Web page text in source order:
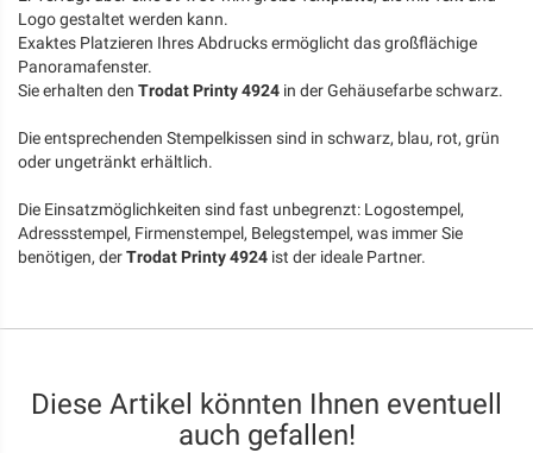
Logo gestaltet werden kann.
Exaktes Platzieren Ihres Abdrucks ermöglicht das großflächige
Panoramafenster.
Sie erhalten den Trodat Printy 4924 in der Gehäusefarbe schwarz.
Die entsprechenden Stempelkissen sind in schwarz, blau, rot, grün
oder ungetränkt erhältlich.
Die Einsatzmöglichkeiten sind fast unbegrenzt: Logostempel,
Adressstempel, Firmenstempel, Belegstempel, was immer Sie
benötigen, derTrodat Printy 4924 ist der ideale Partner.
Diese Artikel könnten Ihnen eventuell
auch gefallen!